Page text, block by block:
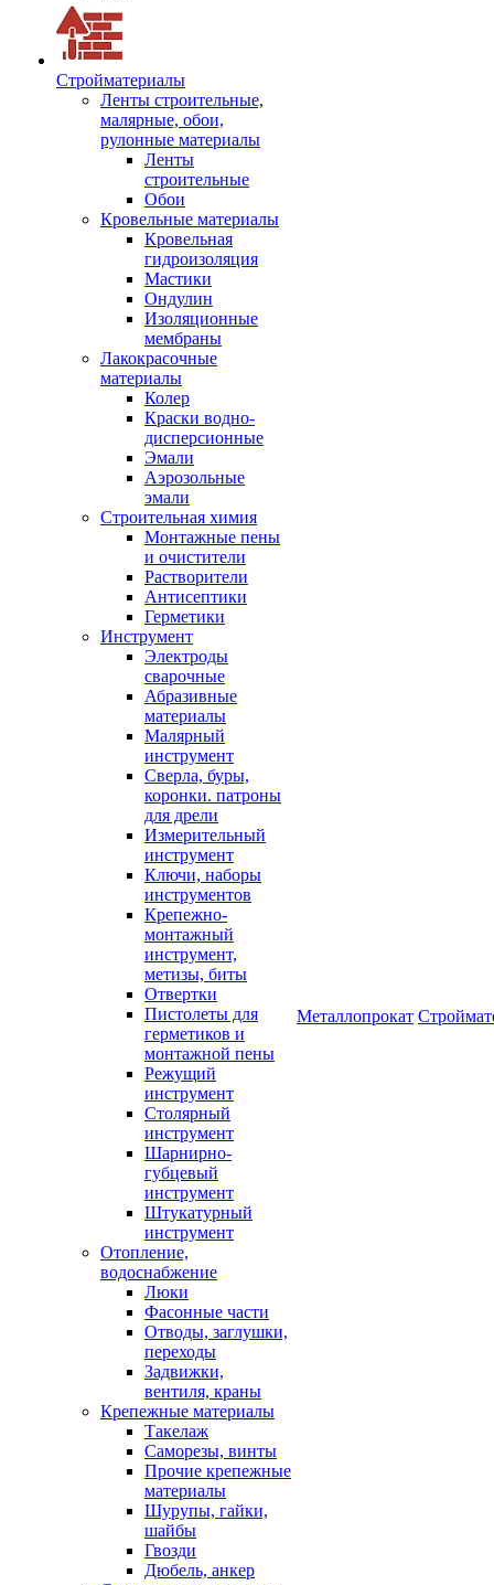
Стройматериалы
Ленты строительные,
малярные, обои,
рулонные материалы
Ленты
строительные
Обои
Кровельные материалы
Кровельная
гидроизоляция
Мастики
Ондулин
Изоляционные
мембраны
Лакокрасочные
материалы
Колер
Краски водно-
дисперсионные
Эмали
Аэрозольные
эмали
Строительная химия
Монтажные пены
и очистители
Растворители
Антисептики
Герметики
Инструмент
Электроды
сварочные
Абразивные
материалы
Малярный
инструмент
Сверла, буры,
коронки. патроны
для дрели
Измерительный
инструмент
Ключи, наборы
инструментов
Крепежно-
монтажный
инструмент,
метизы, биты
Отвертки
Пистолеты для
герметиков и
монтажной пены
Режущий
инструмент
Столярный
инструмент
Шарнирно-
губцевый
инструмент
Штукатурный
инструмент
Отопление,
водоснабжение
Люки
Фасонные части
Отводы, заглушки,
переходы
Задвижки,
вентиля, краны
Крепежные материалы
Такелаж
Саморезы, винты
Прочие крепежные
материалы
Шурупы, гайки,
шайбы
Гвозди
Дюбель, анкер
Металлопрокат